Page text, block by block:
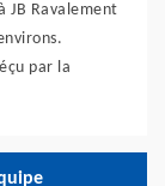
JB Ravalement
par la